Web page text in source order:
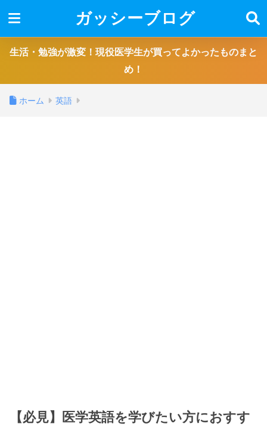
ガッシーブログ
生活・勉強が激変！現役医学生が買ってよかったものまと
め！
ホーム 英語
【必見】医学英語を学びたい方におすす